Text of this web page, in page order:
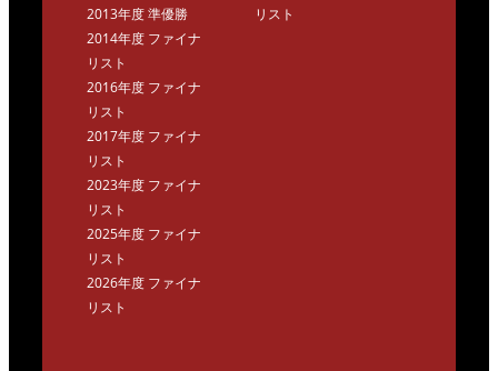
2013年度 準優勝
2014年度 ファイナ
リスト
2016年度 ファイナ
リスト
2017年度 ファイナ
リスト
2023年度 ファイナ
リスト
2025年度 ファイナ
リスト
2026年度 ファイナ
リスト
リスト